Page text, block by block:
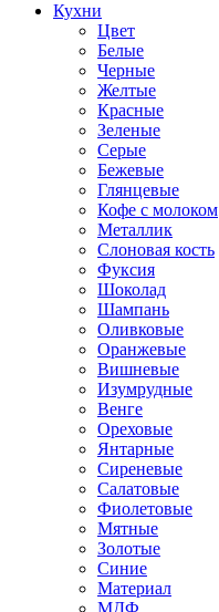
Кухни
Цвет
Белые
Черные
Желтые
Красные
Зеленые
Серые
Бежевые
Глянцевые
Кофе с молоком
Металлик
Слоновая кость
Фуксия
Шоколад
Шампань
Оливковые
Оранжевые
Вишневые
Изумрудные
Венге
Ореховые
Янтарные
Сиреневые
Салатовые
Фиолетовые
Мятные
Золотые
Синие
Материал
МДФ